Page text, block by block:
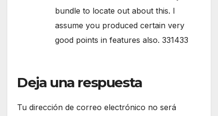
bundle to locate out about this. I
assume you produced certain very
good points in features also. 331433
Deja una respuesta
Tu dirección de correo electrónico no será